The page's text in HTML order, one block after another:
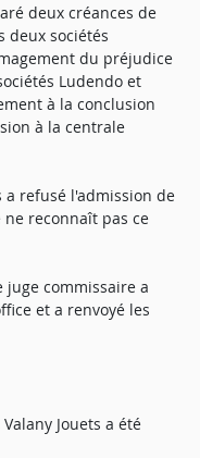
deux créances de
deux sociétés
du préjudice
Ludendo et
à la conclusion
à la centrale
refusé l'admission de
reconnaît pas ce
juge commissaire a
et a renvoyé les
Jouets a été